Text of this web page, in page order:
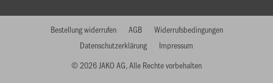
© 2026 JAKO AG, Alle Rechte vorbehalten
Bestellung widerrufen AGB
Widerrufsbedingungen
Datenschutzerklärung
Impressum